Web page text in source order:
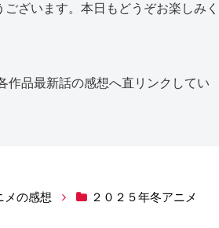
ざいます。本日もどうぞお楽しみく
作品最新話の感想へ直リンクしてい
メの感想 ２０２５年冬アニメ